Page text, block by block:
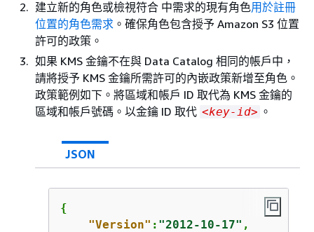
建立新的角色或檢視符合 中需求的現有角色用於註冊
位置的角色需求 。確保角色包含授予 Amazon S3 位置
許可的政策。
如果 KMS 金鑰不在與 Data Catalog 相同的帳戶中，
請將授予 KMS 金鑰所需許可的內嵌政策新增至角色。
政策範例如下。將區域和帳戶 ID 取代為 KMS 金鑰的
區域和帳戶號碼。以金鑰 ID 取代 <key-id> 。
JSON
{
"Version" : "2012-10-17" ,